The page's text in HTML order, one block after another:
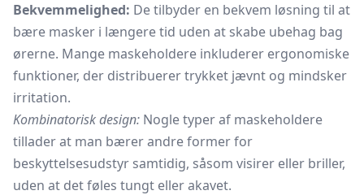
Bekvemmelighed: De tilbyder en bekvem løsning til at
bære masker i længere tid uden at skabe ubehag bag
ørerne. Mange maskeholdere inkluderer ergonomiske
funktioner, der distribuerer trykket jævnt og mindsker
irritation.
Kombinatorisk design: Nogle typer af maskeholdere
tillader at man bærer andre former for
beskyttelsesudstyr samtidig, såsom visirer eller briller,
uden at det føles tungt eller akavet.